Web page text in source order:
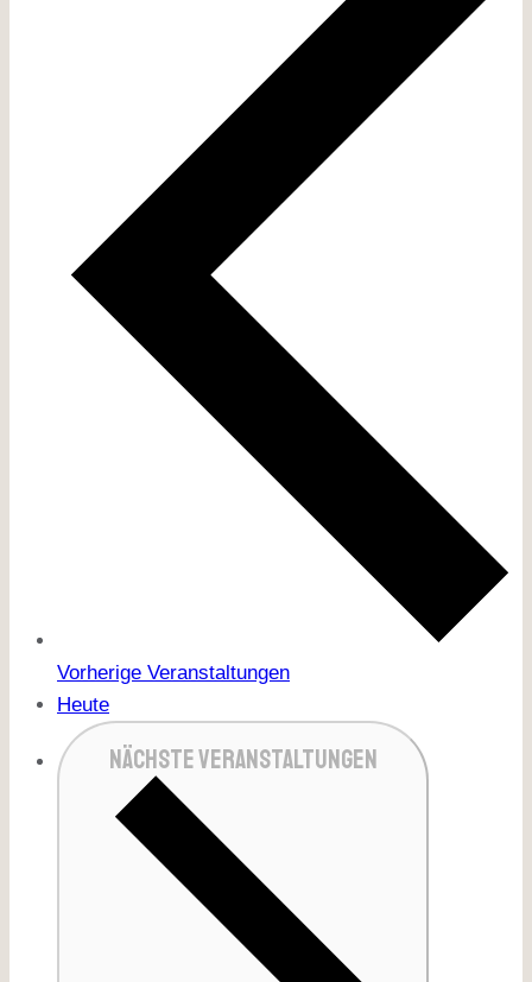
Vorherige Veranstaltungen
Heute
NÄCHSTEVERANSTALTUNGEN